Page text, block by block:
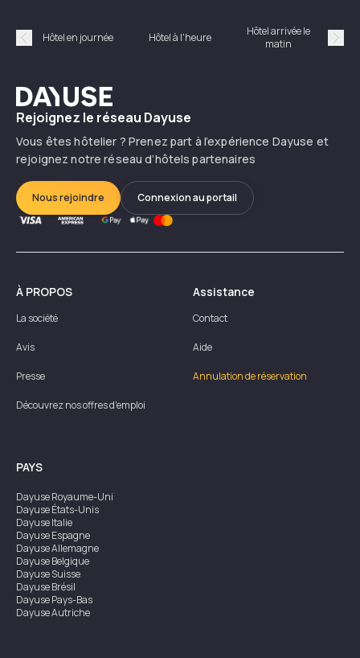
Précédent
Hôtel en journée Hôtel à l'heure
Hôtel arrivée le
matin
Dayuse
Rejoignez le réseau Dayuse
Vous êtes hôtelier ? Prenez part à l’expérience Dayuse et
rejoignez notre réseau d’hôtels partenaires
Nous rejoindre Connexion au portail
À PROPOS
La société
Avis
Presse
Découvrez nos offres d'emploi
Assistance
Contact
Aide
Annulation de réservation
PAYS
DayuseRoyaume-Uni
DayuseÉtats-Unis
DayuseItalie
DayuseEspagne
DayuseAllemagne
DayuseBelgique
DayuseSuisse
DayuseBrésil
DayusePays-Bas
DayuseAutriche